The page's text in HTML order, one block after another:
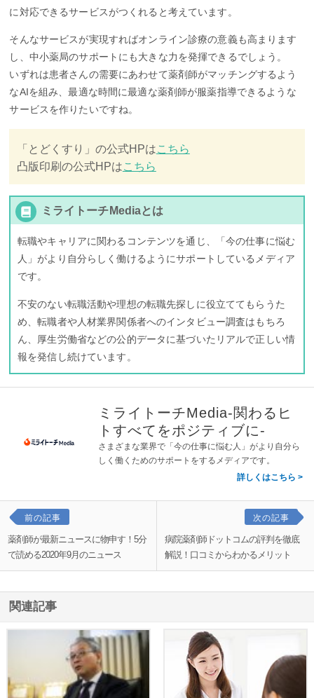
に対応できるサービスがつくれると考えています。
そんなサービスが実現すればオンライン診療の意義も高まります
し、中小薬局のサポートにも大きな力を発揮できるでしょう。
いずれは患者さんの需要にあわせて薬剤師がマッチングするよう
なAIを組み、最適な時間に最適な薬剤師が服薬指導できるような
サービスを作りたいですね。
「とどくすり」の公式HPはこちら
凸版印刷の公式HPはこちら
ミライトーチMediaとは
転職やキャリアに関わるコンテンツを通じ、「今の仕事に悩む
人」がより自分らしく働けるようにサポートしているメディア
です。
不安のない転職活動や理想の転職先探しに役立ててもらうた
め、転職者や人材業界関係者へのインタビュー調査はもちろ
ん、厚生労働省などの公的データに基づいたリアルで正しい情
報を発信し続けています。
ミライトーチMedia-関わるヒ
トすべてをポジティブに-
さまざまな業界で「今の仕事に悩む人」がより自分ら
しく働くためのサポートをするメディアです。
詳しくはこちら
前の記事
薬剤師が最新ニュースに物申す！5分
で読める2020年9月のニュース
次の記事
病院薬剤師ドットコムの評判を徹底
解説！口コミからわかるメリット
関連記事